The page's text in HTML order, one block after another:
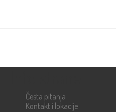
Česta pitanja
Kontakt i lokacije